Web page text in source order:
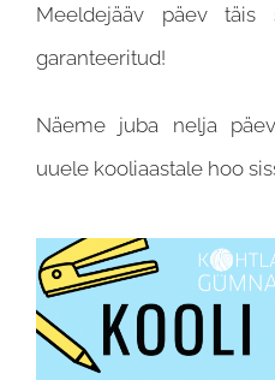
Meeldejääv päev täis
garanteeritud!
Näeme juba nelja
uuele kooliaastale hoo